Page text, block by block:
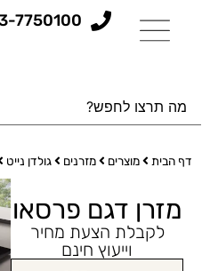
7750100
דף הבית מוצרים מזרנים גולדן נייט
מזרן דגם פרסאו
לקבלת הצעת מחיר
וייעוץ חינם